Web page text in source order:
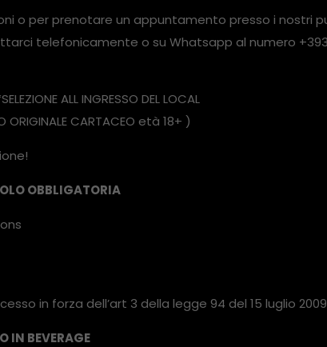
o per prenotare un appuntamento presso i nostri
telefonicamente o su Whatsapp al numero
ALL INGRESSO DEL LOCAL
ORIGINALE CARTACEO età 18+ )
OBBLIGATORIA
in forza dell’art 3 della legge 94 del 15 luglio
IN BEVERAGE